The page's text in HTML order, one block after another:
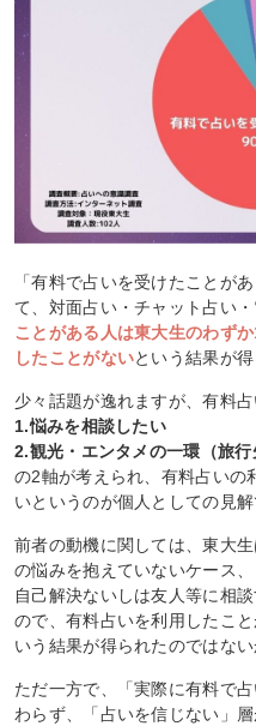
「有料で占いを受けたことが
て、対面占い・チャット占い
ことがある人は東大生のわず
したことがないという結果が得
少々話題が逸れますが、有料
1.悩みを相談したい
2.観光・エンタメの一環（旅行
の2軸が考えられ、有料占いの
いというのが個人としての見解
前者の動機に関しては、東大
の悩みを抱えていないケース
自己解決ないしは友人等に相
ので、有料占いを利用したこ
いう結果が得られたのではない
ただ一方で、「実際に有料で
わらず、「占いを信じない」